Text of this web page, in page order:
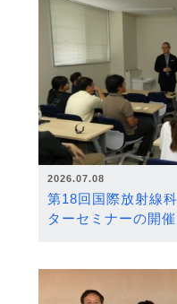
2026.07.08
第18回国際放射線
ターセミナーの開催